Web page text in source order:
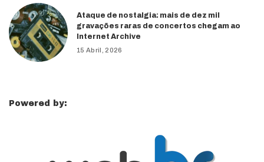
Ataque de nostalgia: mais de dez mil
gravações raras de concertos chegam ao
Internet Archive
15 Abril, 2026
Powered by: